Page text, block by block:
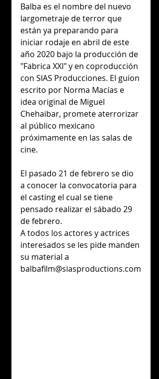
Balba es el nombre del nuevo
largometraje de terror que
están ya preparando para
iniciar rodaje en abril de este
año 2020 bajo la producción de
"Fabrica XXI" y en coproducción
con SIAS Producciones. El guion
escrito por Norma Macías e
idea original de Miguel
Chehaibar, promete aterrorizar
al público mexicano
próximamente en las salas de
cine.
El pasado 21 de febrero se dio
a conocer la convocatoria para
el casting el cual se tiene
pensado realizar el sábado 29
de febrero.
A todos los actores y actrices
interesados se les pide manden
su material a
balbafilm@siasproductions.com